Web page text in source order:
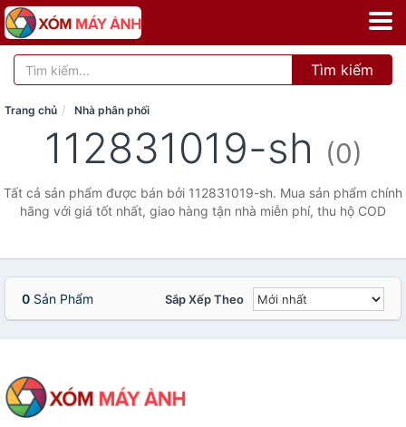
Tìm kiếm
Trang chủ Nhà phân phối
112831019-sh (0)
Tất cả sản phẩm được bán bởi 112831019-sh. Mua sản phẩm chính
hãng với giá tốt nhất, giao hàng tận nhà miễn phí, thu hộ COD
0 Sản Phẩm Sắp Xếp Theo